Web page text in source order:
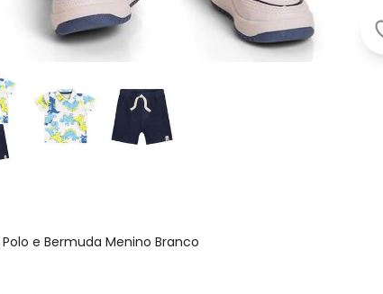
e Bermuda Menino Branco